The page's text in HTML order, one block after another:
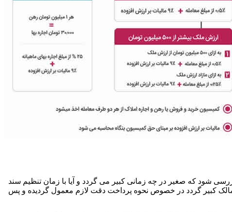
شود که صغیر در چه زمانی کبیر می گردد و آیا با زمان تنظیم سند
مالک کبیر گردد در خصوص نحوه پرداخت دقت لازم معمول گردیده و پس